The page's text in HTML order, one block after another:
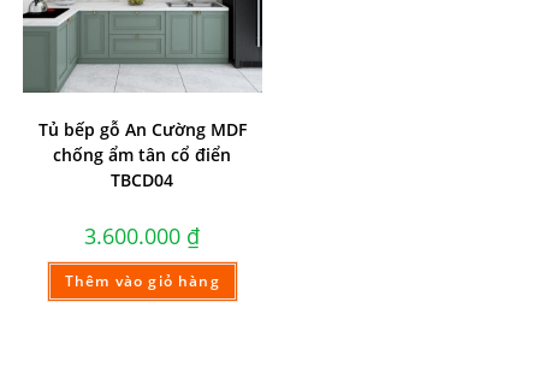
Tủ bếp gỗ An Cường MDF
chống ẩm tân cổ điển
TBCD04
3.600.000 ₫
Thêm vào giỏ hàng